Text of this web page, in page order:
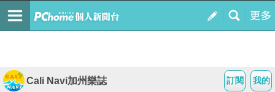
我的
訂閱
Cali Navi加州樂誌